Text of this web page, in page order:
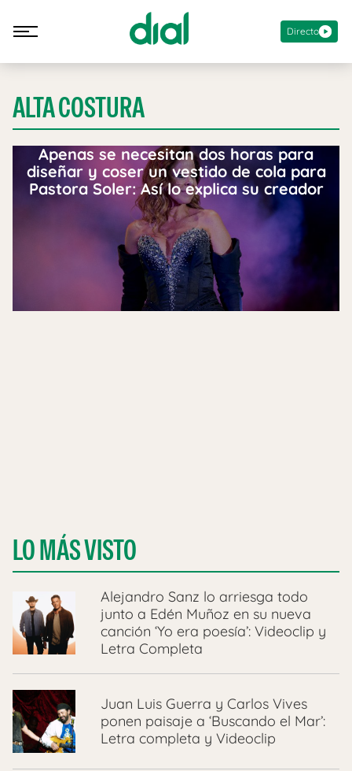
Directo
ALTA COSTURA
Apenas se necesitan dos horas para
diseñar y coser un vestido de cola para
Pastora Soler: Así lo explica su creador
LO MÁS VISTO
Alejandro Sanz lo arriesga todo
junto a Edén Muñoz en su nueva
canción ‘Yo era poesía’: Videoclip y
Letra Completa
Juan Luis Guerra y Carlos Vives
ponen paisaje a ‘Buscando el Mar’:
Letra completa y Videoclip